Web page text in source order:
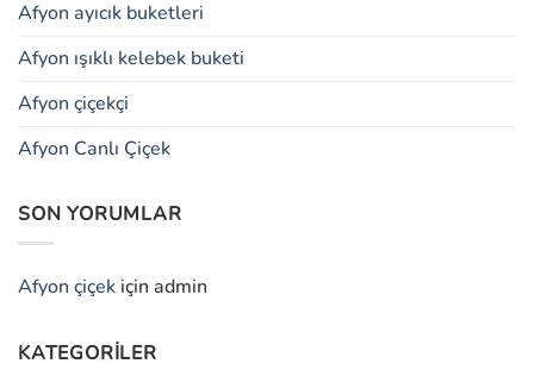
Afyon ayıcık buketleri
Afyon ışıklı kelebek buketi
Afyon çiçekçi
Afyon Canlı Çiçek
SON YORUMLAR
Afyon çiçek için admin
KATEGORILER